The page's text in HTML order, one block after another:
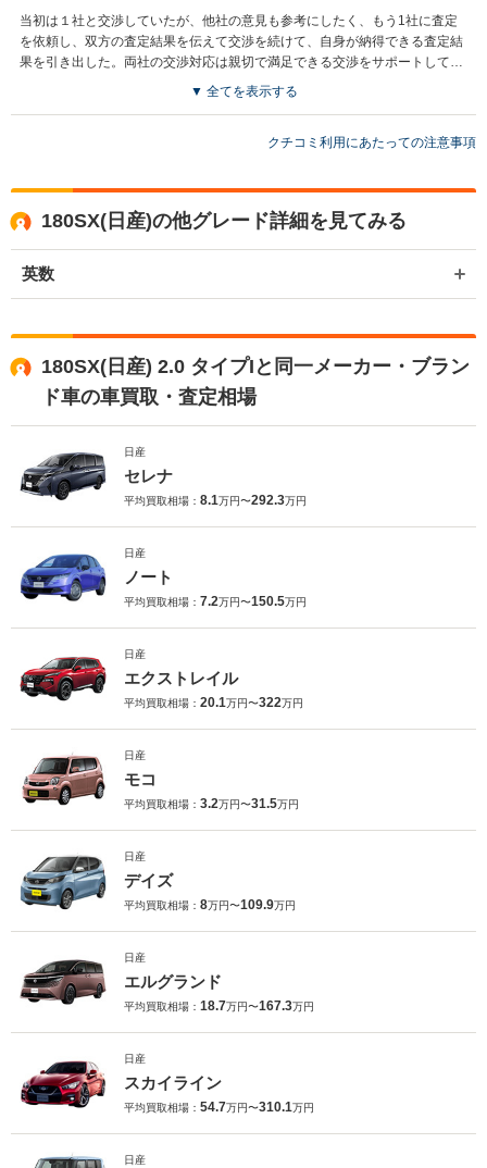
当初は１社と交渉していたが、他社の意見も参考にしたく、もう1社に査定
を依頼し、双方の査定結果を伝えて交渉を続けて、自身が納得できる査定結
果を引き出した。両社の交渉対応は親切で満足できる交渉をサポートしてく
▼ 全てを表示する
クチコミ利用にあたっての注意事項
180SX(日産)の他グレード詳細を見てみる
英数
180SX(日産) 2.0 タイプIと同一メーカー・ブラン
ド車の車買取・査定相場
日産
セレナ
平均買取相場： 8.1万円〜292.3万円
日産
ノート
平均買取相場： 7.2万円〜150.5万円
日産
エクストレイル
平均買取相場： 20.1万円〜322万円
日産
モコ
平均買取相場： 3.2万円〜31.5万円
日産
デイズ
平均買取相場： 8万円〜109.9万円
日産
エルグランド
平均買取相場： 18.7万円〜167.3万円
日産
スカイライン
平均買取相場： 54.7万円〜310.1万円
日産